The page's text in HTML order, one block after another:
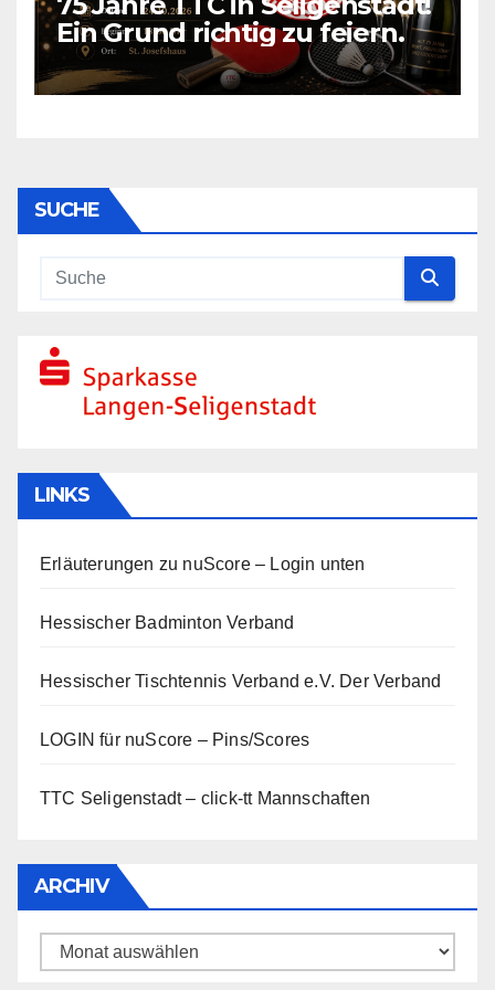
Ein Grund richtig zu feiern.
SUCHE
LINKS
Erläuterungen zu nuScore– Login unten
Hessischer Badminton Verband
Hessischer Tischtennis Verband e.V. Der Verband
LOGIN für nuScore – Pins/Scores
TTC Seligenstadt – click-tt Mannschaften
ARCHIV
Archiv